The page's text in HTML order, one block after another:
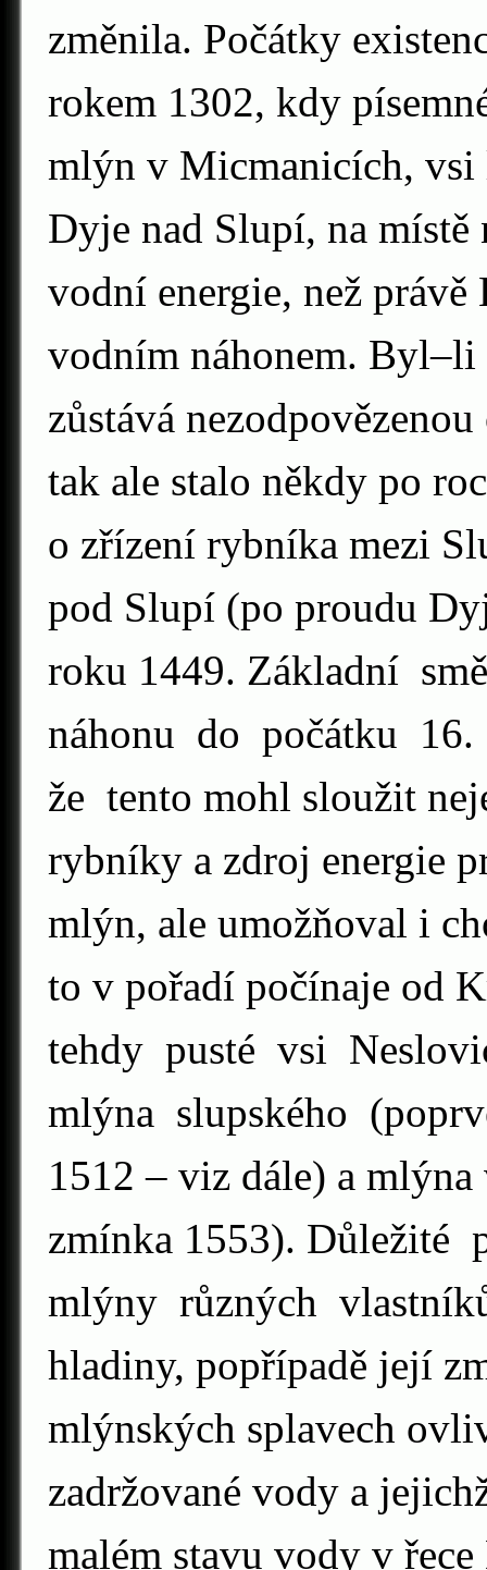
změnila. Počátky
rokem 1302, kdy
mlýn v Micmanicích,
Dyje nad Slupí, na
vodní energie, než
vodním náhonem.
zůstává
tak ale stalo někdy po
o zřízení rybníka mezi
pod Slupí (po proudu
roku 1449. Základní
náhonu do počátku
že tento mohl sloužit
rybníky a zdroj energie
mlýn, ale umožňoval i
to v pořadí počínaje od
tehdy pusté vsi
mlýna slupského
1512 – viz dále) a
zmínka 1553).
mlýny různých
hladiny, popřípadě její
mlýnských splavech
zadržované vody a
malém stavu vody v